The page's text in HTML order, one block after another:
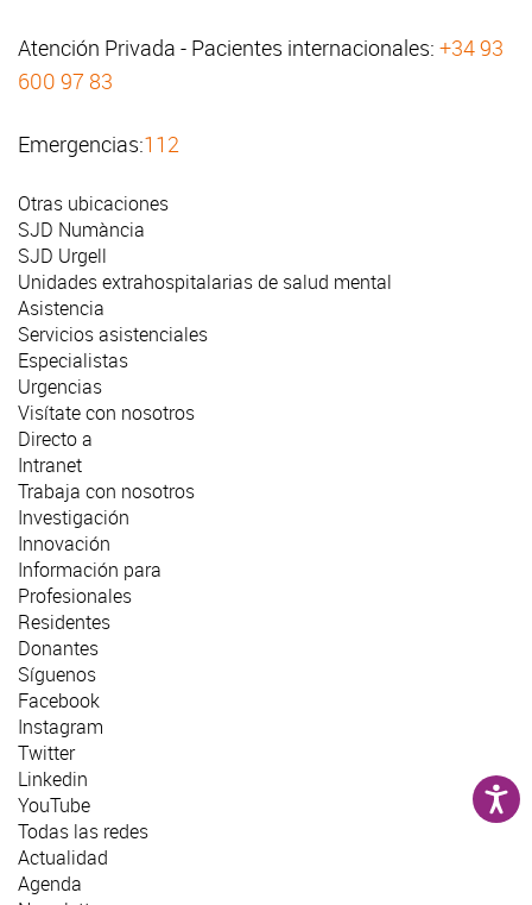
Atención Privada - Pacientes internacionales: +34 93
600 97 83
Emergencias:112
Otras ubicaciones
SJD Numància
SJD Urgell
Unidades extrahospitalarias de salud mental
Asistencia
Servicios asistenciales
Especialistas
Urgencias
Visítate con nosotros
Directo a
Intranet
Trabaja con nosotros
Investigación
Innovación
Información para
Profesionales
Residentes
Donantes
Síguenos
Facebook
Instagram
Twitter
Linkedin
YouTube
Todas las redes
Actualidad
Agenda